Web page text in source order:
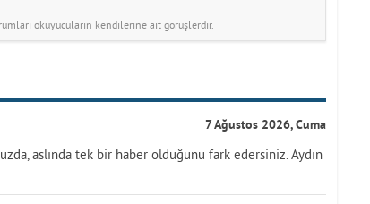
okuyucuların kendilerine ait görüşlerdir.
7 Ağustos 2026, Cuma
aslında tek bir haber olduğunu fark edersiniz. Aydın